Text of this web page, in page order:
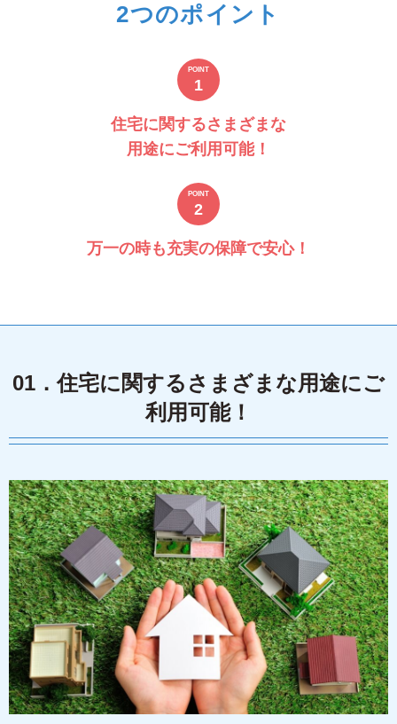
2つのポイント
POINT
1
住宅に関するさまざまな
用途にご利用可能！
POINT
2
万一の時も充実の保障で安心！
01．住宅に関するさまざまな用途にご
利用可能！